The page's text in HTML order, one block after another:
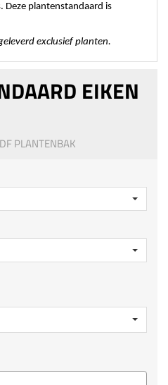
Deze plantenstandaard is
exclusief planten.
EIKEN
PLANTENBAK